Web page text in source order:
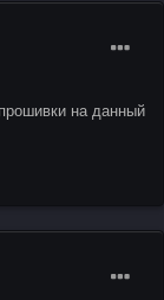
на данный